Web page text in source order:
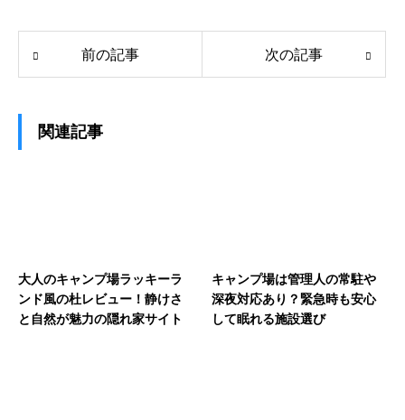
前の記事 次の記事
関連記事
大人のキャンプ場ラッキーラ
ンド風の杜レビュー！静けさ
と自然が魅力の隠れ家サイト
キャンプ場は管理人の常駐や
深夜対応あり？緊急時も安心
して眠れる施設選び